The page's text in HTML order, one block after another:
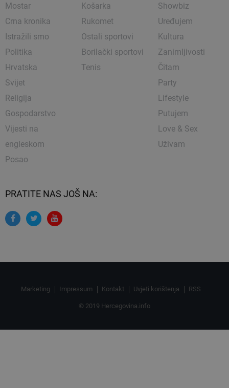
Mostar
Crna kronika
Istražili smo
Politika
Hrvatska
Svijet
Religija
Gospodarstvo
Vijesti na
engleskom
Posao
Košarka
Rukomet
Ostali sportovi
Borilački sportovi
Tenis
Showbiz
Uređujem
Kultura
Zanimljivosti
Čitam
Party
Lifestyle
Putujem
Love & Sex
Uživam
PRATITE NAS JOŠ NA:
Marketing Impressum Kontakt Uvjeti korištenja RSS
© 2019 Hercegovina.info